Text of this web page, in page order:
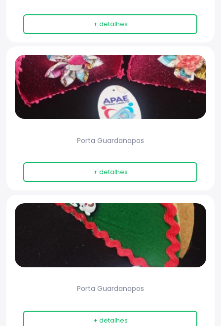
+ detalhes
Porta Guardanapos
+ detalhes
Porta Guardanapos
+ detalhes